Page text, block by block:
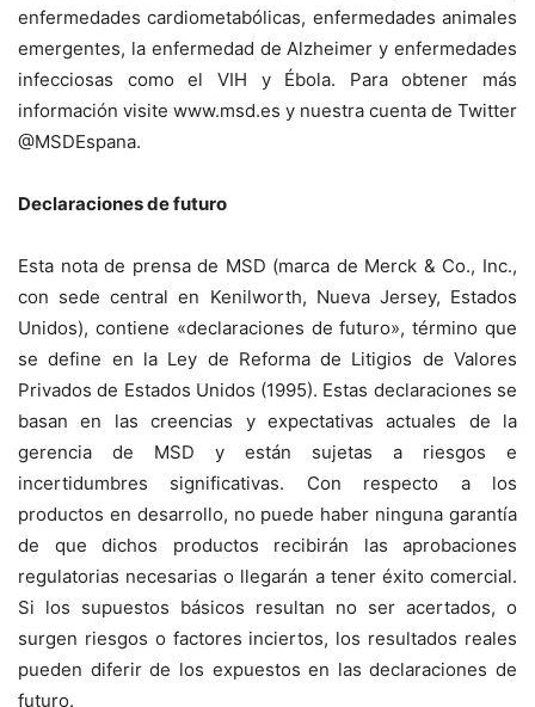
enfermedades cardiometabólicas, enfermedades animales
emergentes, la enfermedad de Alzheimer y enfermedades
infecciosas como el VIH y Ébola. Para obtener más
información visite www.msd.es y nuestra cuenta de Twitter
@MSDEspana.
Declaraciones de futuro
Esta nota de prensa de MSD (marca de Merck & Co., Inc.,
con sede central en Kenilworth, Nueva Jersey, Estados
Unidos), contiene «declaraciones de futuro», término que
se define en la Ley de Reforma de Litigios de Valores
Privados de Estados Unidos (1995). Estas declaraciones se
basan en las creencias y expectativas actuales de la
gerencia de MSD y están sujetas a riesgos e
incertidumbres significativas. Con respecto a los
productos en desarrollo, no puede haber ninguna garantía
de que dichos productos recibirán las aprobaciones
regulatorias necesarias o llegarán a tener éxito comercial.
Si los supuestos básicos resultan no ser acertados, o
surgen riesgos o factores inciertos, los resultados reales
pueden diferir de los expuestos en las declaraciones de
futuro.